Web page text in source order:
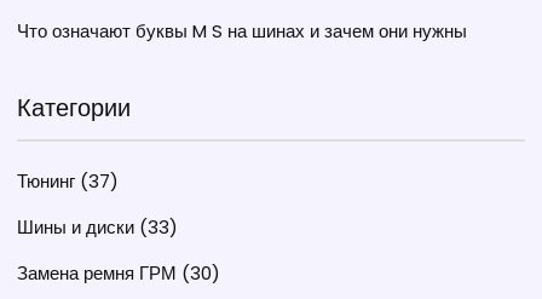
Что означают буквы M S на шинах и зачем они нужны
Категории
Тюнинг (37)
Шины и диски (33)
Замена ремня ГРМ (30)